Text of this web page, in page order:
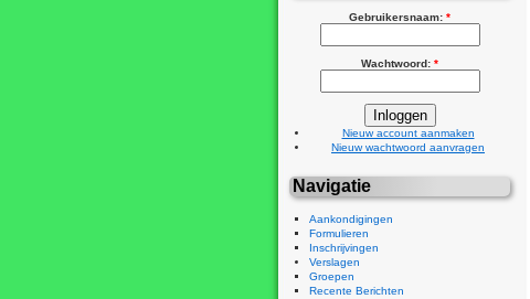
Gebruikersnaam: *
Wachtwoord: *
Nieuw account aanmaken
Nieuw wachtwoord aanvragen
Navigatie
Aankondigingen
Formulieren
Inschrijvingen
Verslagen
Groepen
Recente Berichten